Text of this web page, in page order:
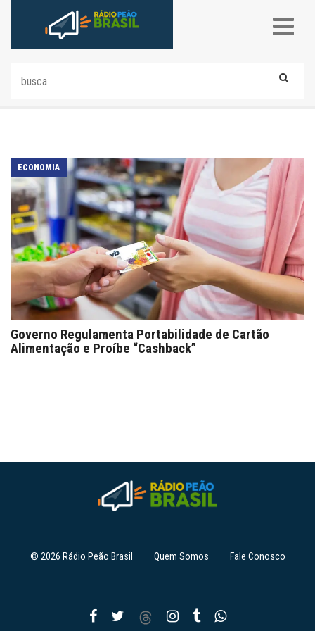
ECONOMIA
Governo Regulamenta Portabilidade de Cartão
Alimentação e Proíbe “Cashback”
© 2026 Rádio Peão Brasil Quem Somos Fale Conosco